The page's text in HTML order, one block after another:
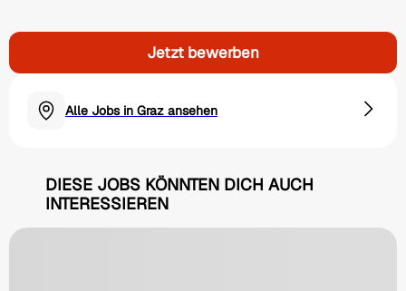
Jetzt bewerben
Alle Jobs in Graz ansehen
DIESE JOBS KÖNNTEN DICH AUCH
INTERESSIEREN